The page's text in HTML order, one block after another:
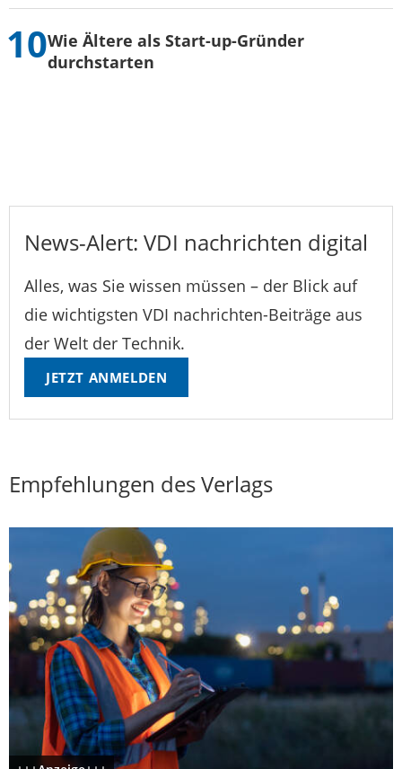
Wie Ältere als Start-up-Gründer
durchstarten
News-Alert: VDI nachrichten digital
Alles, was Sie wissen müssen – der Blick auf
die wichtigsten VDI nachrichten-Beiträge aus
der Welt der Technik.
JETZT ANMELDEN
Empfehlungen des Verlags